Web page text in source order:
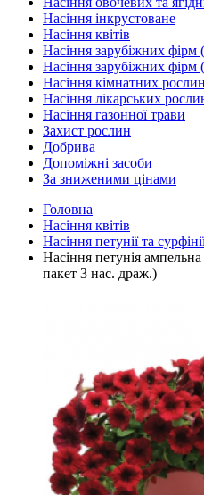
Насіння інкрустоване
Насіння квітів
Насіння зарубіжних фірм
Насіння зарубіжних фірм
Насіння кімнатних рослин
Насіння лікарських
Насіння газонної трави
Захист рослин
Добрива
Допоміжні засоби
За зниженими цінами
Головна
Насіння квітів
Насіння петунії та
Насіння петунія
пакет 3 нас. драж.)